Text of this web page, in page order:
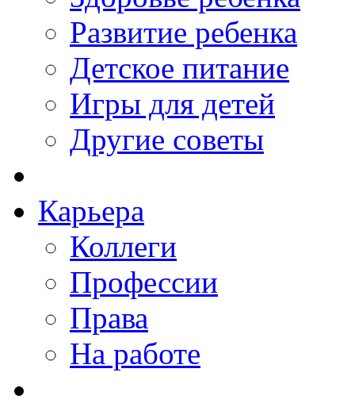
Развитие ребенка
Детское питание
Игры для детей
Другие советы
Карьера
Коллеги
Профессии
Права
На работе